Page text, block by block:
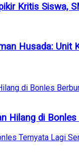
Kritis Siswa,
Husada:
Hilang di